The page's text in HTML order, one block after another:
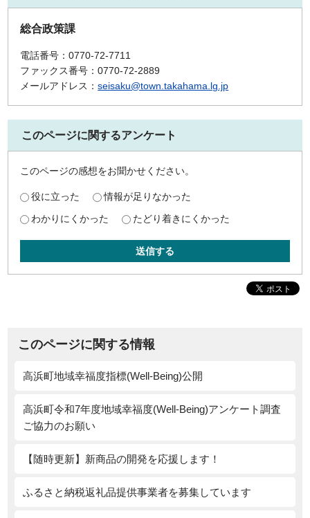
総合政策課
電話番号：0770-72-7711
ファックス番号：0770-72-2889
メールアドレス：seisaku@town.takahama.lg.jp
このページに関するアンケート
このページの感想をお聞かせください。
役に立った
情報が足りなかった
わかりにくかった
たどり着きにくかった
送信する
このページに関する情報
高浜町地域幸福度指標(Well-Being)公開
高浜町令和7年度地域幸福度(Well-Being)アンケート調査
ご協力のお願い
【随時更新】新商品の開発を応援します！
ふるさと納税返礼品提供事業者を募集しています